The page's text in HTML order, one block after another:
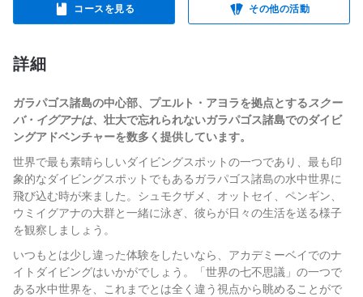
コースを見る その他の活動
詳細
ガラパゴス諸島の中心部、プエルト・アヨラを拠点とするスクー
バ・イグアナは、壮大で忘れられないガラパゴス諸島でのダイビ
ングアドベンチャーを数多く提供しています。
世界で最も素晴らしいダイビングスポットの一つであり、最も印
象的なダイビングスポットでもあるガラパゴス諸島の水中世界に
飛び込む時が来ました。シュモクザメ、オットセイ、ペンギン、
ウミイグアナの大群と一緒に泳ぎ、彼らが日々の生活を送る様子
を観察しましょう。
いつもとは少し違った体験をしたいなら、アカデミーベイでのナ
イトダイビングはいかがでしょう。「世界の七不思議」の一つで
ある水中世界を、これまでとは全く違う視点から眺めることがで